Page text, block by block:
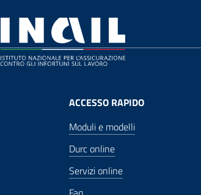
ACCESSO RAPIDO
Moduli e modelli
Durc online
Servizi online